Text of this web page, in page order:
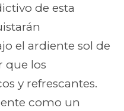
de esta
el ardiente sol de
que los
y refrescantes.
como un